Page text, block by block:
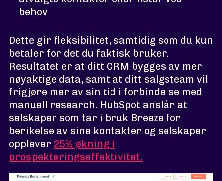
behov
Dette gir fleksibilitet, samtidig som du kun
betaler for det du faktisk bruker.
Resultatet er at ditt CRM bygges av mer
nøyaktige data, samt at ditt salgsteam vil
frigjøre mer av sin tid i forbindelse med
manuell research. HubSpot anslår at
selskaper som tar i bruk Breeze for
berikelse av sine kontakter og selskaper
opplever 25% økning i
prospekteringseffektivitet.